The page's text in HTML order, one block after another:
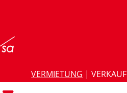
VERMIETUNG |VERKAUF